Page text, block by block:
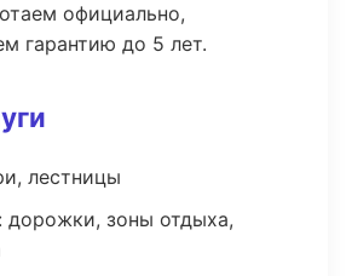
официально,
гарантию до 5 лет.
лестницы
дорожки, зоны отдыха,